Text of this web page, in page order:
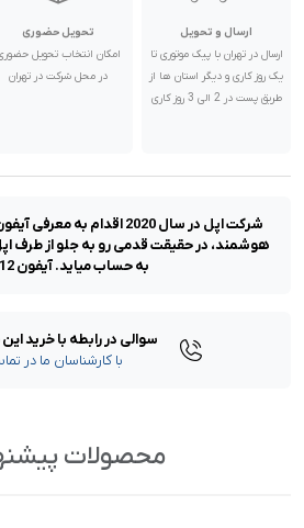
ناموجود
رنگ:
وضعیت اکتیو:
ناموجود
رنگ:سبز
وضعیت اکتیو:نات اکتیو / فعال
پارت نامبر: CH/A | چین | دو سیم کارت
بنفش
ناموجود
ارسال و تحویل
ارسال در تهران با پیک موتوری تا
یک روز کاری و دیگر استان ها از
طریق پست در 2 الی 3 روز کاری
تحویل حضوری
امکان انتخاب تحویل
در محل شرکت در تهران
هوشمند، در حقیقت قدمی رو به جلو از طرف
به حساب میاید. آیفون 12 با سا
سوالی در رابطه با خرید
با کارشناسان ما در
محصولات